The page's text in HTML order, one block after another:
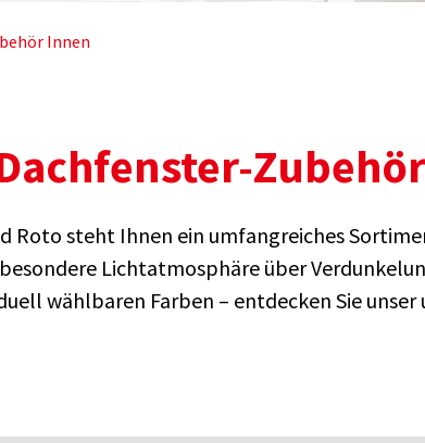
Innen
Roto steht Ihnen ein umfangreiches
Lichtatmosphäre über
wählbaren Farben – entdecken Sie